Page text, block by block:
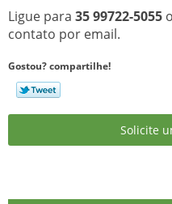
Ligue para 35 99722-5055
contato por email.
Gostou? compartilhe!
Solicite